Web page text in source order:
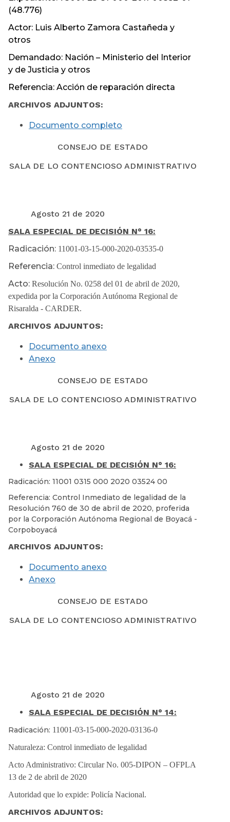
(48.776)
Actor: Luis Alberto Zamora Castañeda y
otros
Demandado: Nación – Ministerio del Interior
y de Justicia y otros
Referencia: Acción de reparación directa
ARCHIVOS ADJUNTOS:
Documento completo
CONSEJO DE ESTADO
SALA DE LO CONTENCIOSO ADMINISTRATIVO
Agosto 21 de 2020
SALA ESPECIAL DE DECISIÓN N° 16:
Radicación: 11001-03-15-000-2020-03535-0
Referencia: Control inmediato de legalidad
Acto: Resolución No. 0258 del 01 de abril de 2020,
expedida por la Corporación Autónoma Regional de
Risaralda - CARDER.
ARCHIVOS ADJUNTOS:
Documento anexo
Anexo
CONSEJO DE ESTADO
SALA DE LO CONTENCIOSO ADMINISTRATIVO
Agosto 21 de 2020
SALA ESPECIAL DE DECISIÓN N° 16:
Radicación: 11001 0315 000 2020 03524 00
Referencia: Control Inmediato de legalidad de la
Resolución 760 de 30 de abril de 2020, proferida
por la Corporación Autónoma Regional de Boyacá -
Corpoboyacá
ARCHIVOS ADJUNTOS:
Documento anexo
Anexo
CONSEJO DE ESTADO
SALA DE LO CONTENCIOSO ADMINISTRATIVO
Agosto 21 de 2020
SALA ESPECIAL DE DECISIÓN N° 14:
Radicación: 11001-03-15-000-2020-03136-0
Naturaleza: Control inmediato de legalidad
Acto Administrativo: Circular No. 005-DIPON – OFPLA
13 de 2 de abril de 2020
Autoridad que lo expide: Policía Nacional.
ARCHIVOS ADJUNTOS: